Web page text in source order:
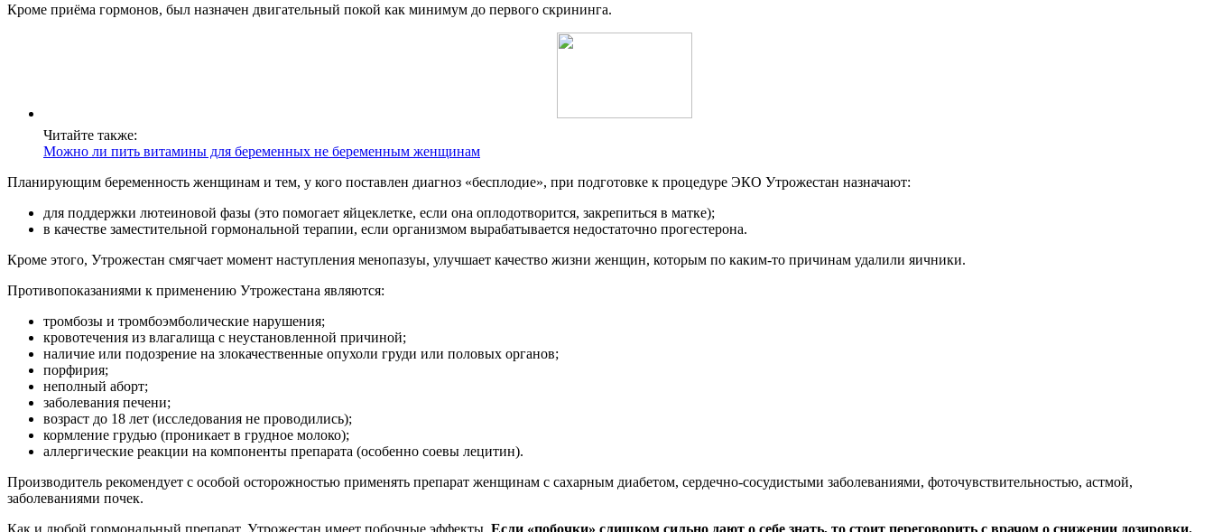
Кроме приёма гормонов, был назначен двигательный покой как минимум до первого скрининга.
Читайте также:
Можно ли пить витамины для беременных не беременным женщинам
Планирующим беременность женщинам и тем, у кого поставлен диагноз «бесплодие», при подготовке к процедуре ЭКО Утрожестан назначают:
для поддержки лютеиновой фазы (это помогает яйцеклетке, если она оплодотворится, закрепиться в матке);
в качестве заместительной гормональной терапии, если организмом вырабатывается недостаточно прогестерона.
Кроме этого, Утрожестан смягчает момент наступления менопазуы, улучшает качество жизни женщин, которым по каким-то причинам удалили яичники.
Противопоказаниями к применению Утрожестана являются:
тромбозы и тромбоэмболические нарушения;
кровотечения из влагалища с неустановленной причиной;
наличие или подозрение на злокачественные опухоли груди или половых органов;
порфирия;
неполный аборт;
заболевания печени;
возраст до 18 лет (исследования не проводились);
кормление грудью (проникает в грудное молоко);
аллергические реакции на компоненты препарата (особенно соевы лецитин).
Производитель рекомендует с особой осторожностью применять препарат женщинам с сахарным диабетом, сердечно-сосудистыми заболеваниями, фоточувствительностью, астмой,
заболеваниями почек.
Как и любой гормональный препарат, Утрожестан имеет побочные эффекты. Если «побочки» слишком сильно дают о себе знать, то стоит переговорить с врачом о снижении дозировки.